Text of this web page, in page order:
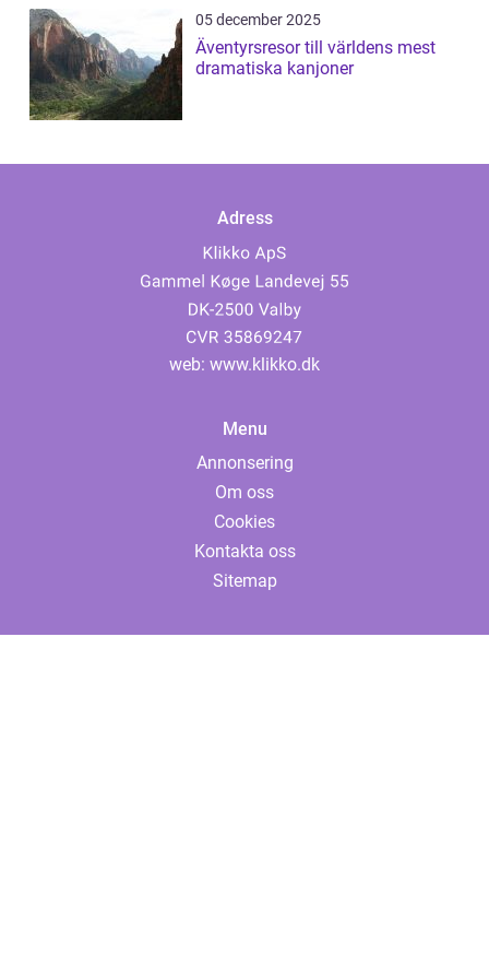
05 december 2025
Äventyrsresor till världens mest
dramatiska kanjoner
Adress
web: www.klikko.dk
Menu
Annonsering
Om oss
Cookies
Kontakta oss
Sitemap